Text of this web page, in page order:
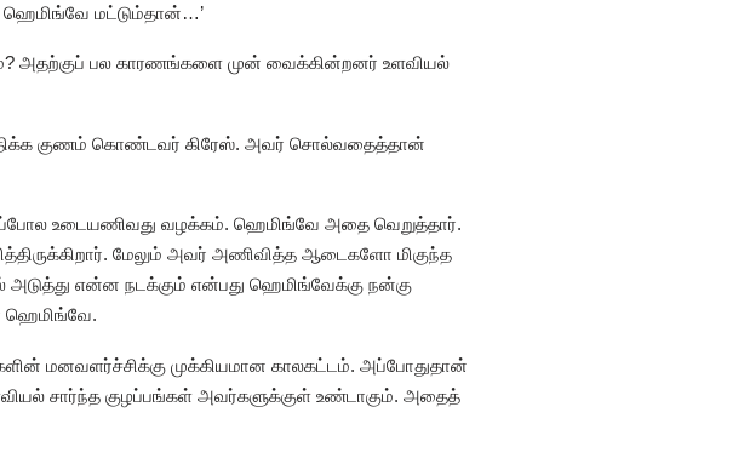
மட்டும்தான்…’
அதற்குப் பல காரணங்களை முன் வைக்கின்றனர் உளவியல்
குணம் கொண்டவர் கிரேஸ். அவர் சொல்வதைத்தான்
உடையணிவது வழக்கம். ஹெமிங்வே அதை வெறுத்தார்.
மேலும் அவர் அணிவித்த ஆடைகளோ‌ மிகுந்த
என்ன நடக்கும் என்பது ஹெமிங்வேக்கு நன்கு
ஹெமிங்வே.
மனவளர்ச்சிக்கு முக்கியமான காலகட்டம். அப்போதுதான்
சார்ந்த குழப்பங்கள் அவர்களுக்குள் உண்டாகும். அதைத்